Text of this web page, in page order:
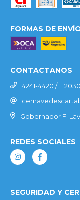
FORMAS DE
CONTACTANOS
4241-4420 / 11
Gobernador F.
REDES SOCIALES
SEGURIDAD Y